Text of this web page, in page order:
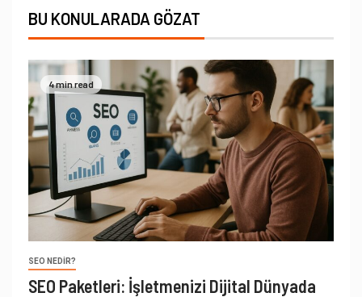
BU KONULARADA GÖZAT
4 min read
SEO NEDIR?
SEO Paketleri: İşletmenizi Dijital Dünyada